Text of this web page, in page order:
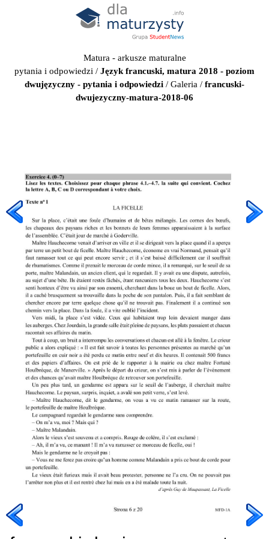
Matura - arkusze maturalne
pytania i odpowiedzi / Język francuski, matura 2018 - poziom
dwujęzyczny - pytania i odpowiedzi / Galeria / francuski-
dwujezyczny-matura-2018-06